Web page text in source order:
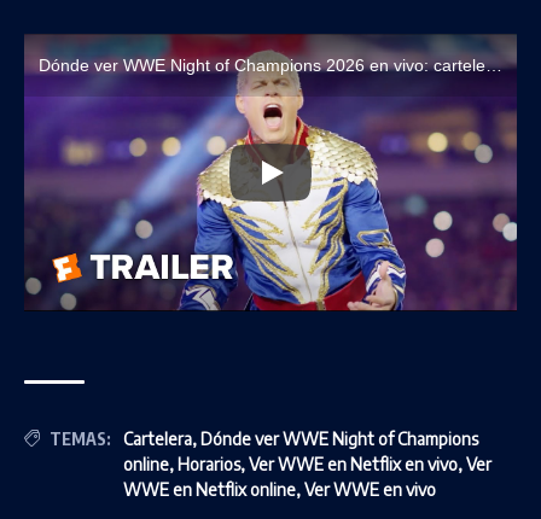
Dónde ver WWE Night of Champions 2026 en vivo: cartelera oficial y transmisiones
TEMAS: Cartelera,Dónde ver WWE Night of Champions
online, Horarios,Ver WWE en Netflix en vivo,Ver
WWE en Netflix online,Ver WWE en vivo